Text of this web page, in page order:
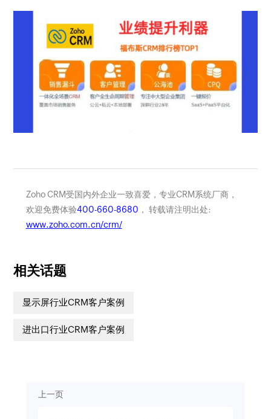
Zoho CRM受国内外企业一致喜爱，专业CRM系统厂商，
欢迎免费体验400-660-8680 ， 转载请注明出处:
www.zoho.com.cn/crm/
相关话题
显示屏行业CRM客户案例
进出口行业CRM客户案例
上一页